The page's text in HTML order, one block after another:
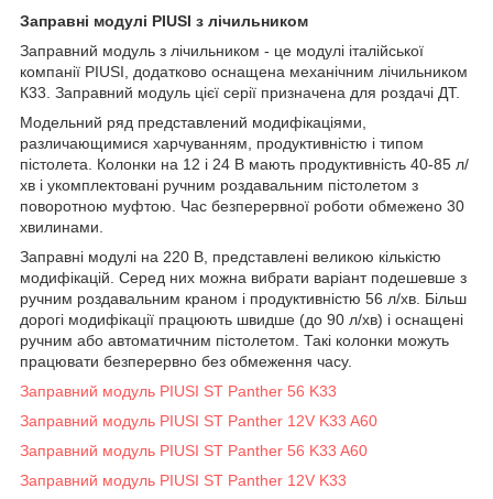
Заправні модулі PIUSI з лічильником
Заправний модуль з лічильником - це модулі італійської
компанії PIUSI, додатково оснащена механічним лічильником
К33. Заправний модуль цієї серії призначена для роздачі ДТ.
Модельний ряд представлений модифікаціями,
различающимися харчуванням, продуктивністю і типом
пістолета. Колонки на 12 і 24 В мають продуктивність 40-85 л/
хв і укомплектовані ручним роздавальним пістолетом з
поворотною муфтою. Час безперервної роботи обмежено 30
хвилинами.
Заправні модулі на 220 В, представлені великою кількістю
модифікацій. Серед них можна вибрати варіант подешевше з
ручним роздавальним краном і продуктивністю 56 л/хв. Більш
дорогі модифікації працюють швидше (до 90 л/хв) і оснащені
ручним або автоматичним пістолетом. Такі колонки можуть
працювати безперервно без обмеження часу.
Заправний модуль PIUSI ST Panther 56 K33
Заправний модуль PIUSI ST Panther 12V K33 A60
Заправний модуль PIUSI ST Panther 56 K33 A60
Заправний модуль PIUSI ST Panther 12V K33